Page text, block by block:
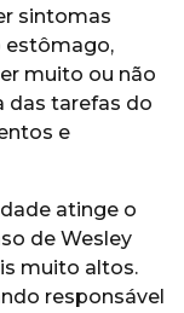
sintomas
estômago,
muito ou não
das tarefas do
e
atinge o
de Wesley
muito altos.
responsável